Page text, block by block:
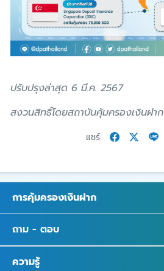
ปรับปรุงล่าสุด 6 มี.ค. 2567
สงวนสิทธิ์โดยสถาบันคุ้มครองเงินฝาก
แชร์
การคุ้มครองเงินฝาก
ถาม - ตอบ
ความรู้